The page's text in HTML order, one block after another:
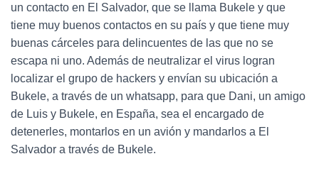
un contacto en El Salvador, que se llama Bukele y que
tiene muy buenos contactos en su país y que tiene muy
buenas cárceles para delincuentes de las que no se
escapa ni uno. Además de neutralizar el virus logran
localizar el grupo de hackers y envían su ubicación a
Bukele, a través de un whatsapp, para que Dani, un amigo
de Luis y Bukele, en España, sea el encargado de
detenerles, montarlos en un avión y mandarlos a El
Salvador a través de Bukele.